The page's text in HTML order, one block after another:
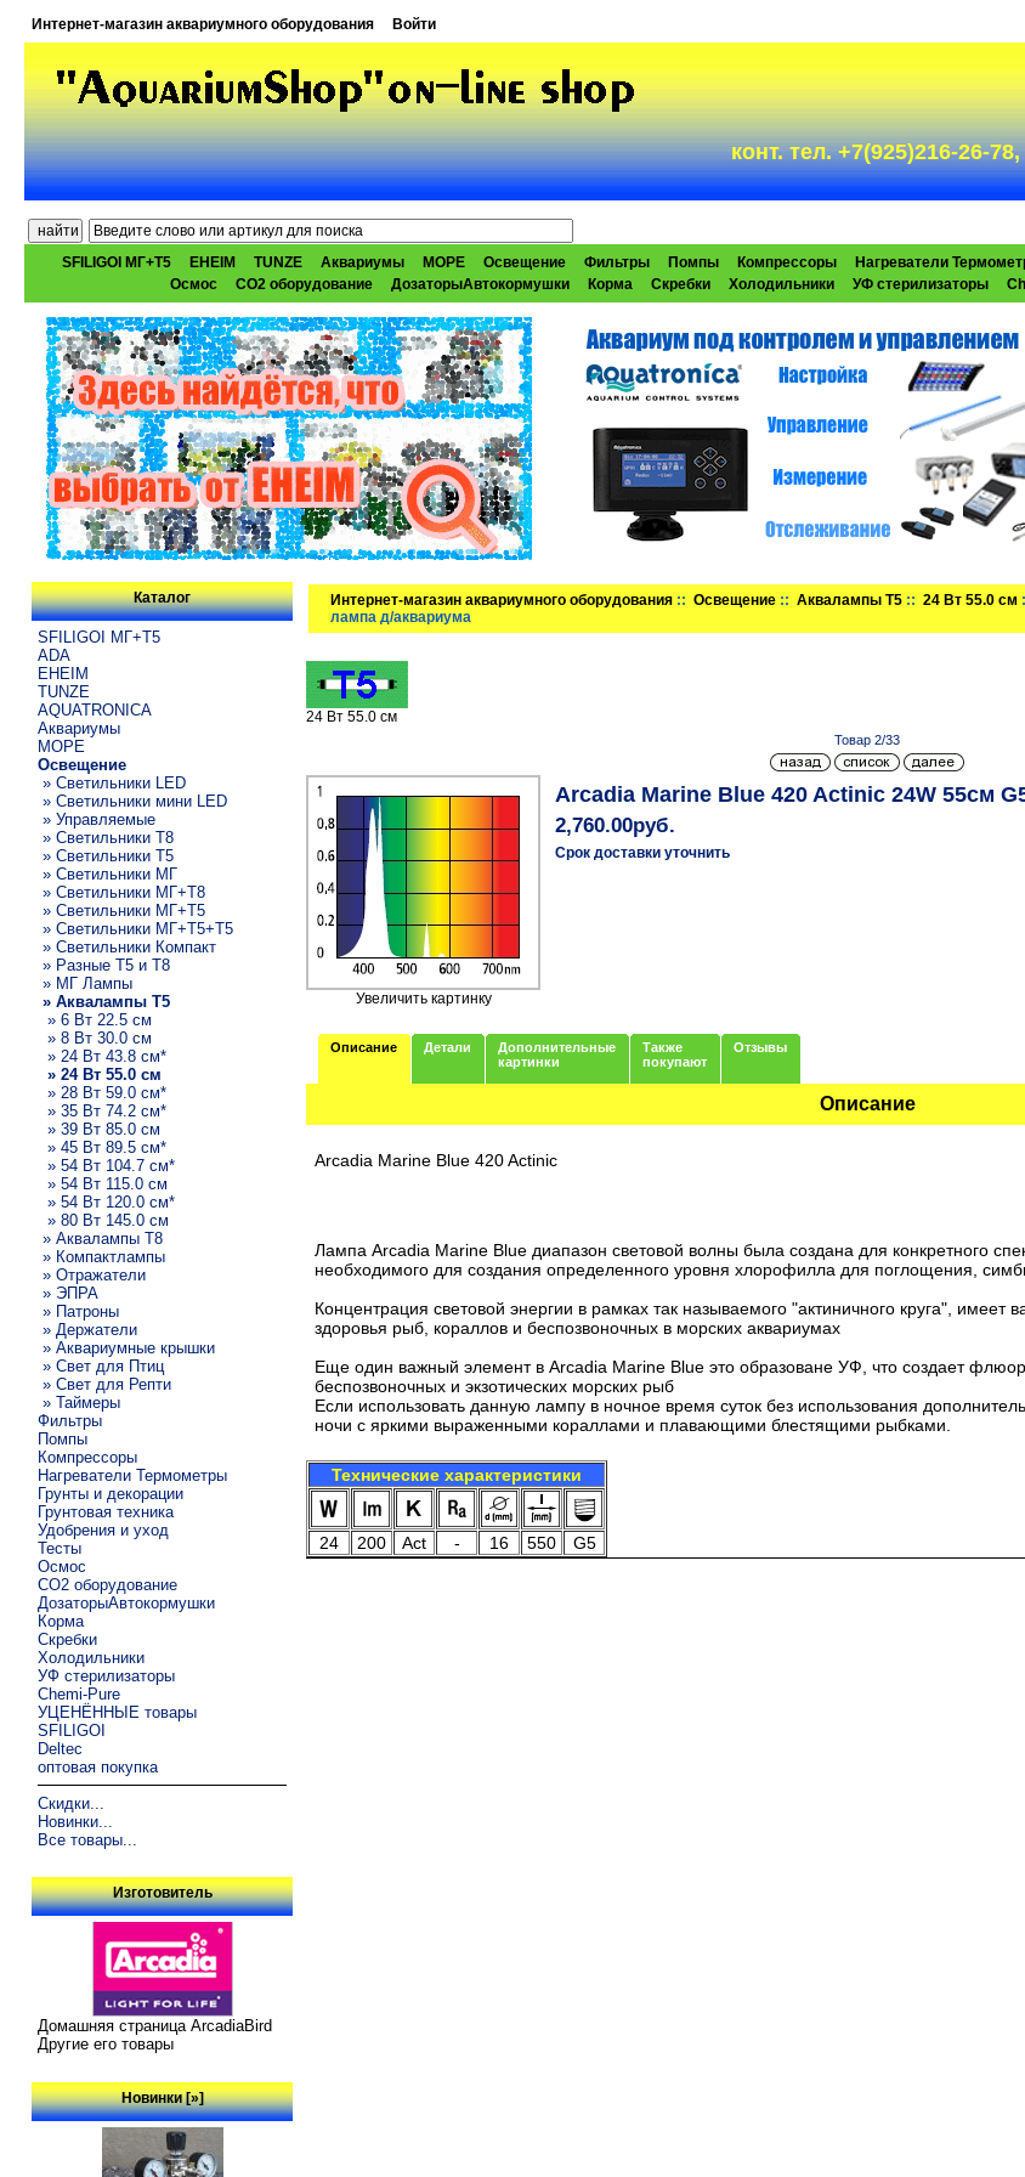
Интернет-магазин аквариумного оборудования Войти
конт. тел. +7(925)216-26-
SFILIGOI МГ+Т5 EHEIM TUNZE Аквариумы МОРЕ Освещение Фильтры Помпы Компрессоры Нагреватели
Осмос
CO2 оборудование ДозаторыАвтокормушки Корма Скребки Холодильники УФ стерилизаторы
Каталог
SFILIGOI МГ+Т5
ADA
EHEIM
TUNZE
AQUATRONICA
Аквариумы
МОРЕ
Освещение
» Светильники LED
» Светильники мини LED
» Управляемые
» Светильники T8
» Светильники T5
» Светильники МГ
» Светильники МГ+T8
» Светильники МГ+T5
» Светильники МГ+T5+T5
» Светильники Компакт
» Разные T5 и T8
» МГ Лампы
» Аквалампы T5
» 6 Вт 22.5 см
» 8 Вт 30.0 см
» 24 Вт 43.8 см*
» 24 Вт 55.0 см
» 28 Вт 59.0 см*
» 35 Вт 74.2 см*
» 39 Вт 85.0 см
» 45 Вт 89.5 см*
» 54 Вт 104.7 см*
» 54 Вт 115.0 см
» 54 Вт 120.0 см*
» 80 Вт 145.0 см
» Аквалампы T8
» Компактлампы
» Отражатели
» ЭПРА
» Патроны
» Держатели
» Аквариумные крышки
» Свет для Птиц
» Свет для Репти
» Таймеры
Фильтры
Помпы
Компрессоры
Нагреватели Термометры
Грунты и декорации
Грунтовая техника
Удобрения и уход
Тесты
Осмос
CO2 оборудование
ДозаторыАвтокормушки
Корма
Скребки
Холодильники
УФ стерилизаторы
Chemi-Pure
УЦЕНЁННЫЕ товары
SFILIGOI
Deltec
оптовая покупка
Скидки...
Новинки...
Все товары...
Изготовитель
Домашняя страница ArcadiaBird
Другие его товары
Новинки [»]
Интернет-магазин аквариумного оборудования ::Освещение ::Аквалампы T5 ::24 Вт 55.0 см
лампа д/аквариума
24 Вт 55.0 см
Товар 2/33
Увеличить картинку
Arcadia Marine Blue 420 Actinic 24W 55см
2,760.00руб.
Срок доставки уточнить
Описание Детали
Дополнительные
картинки
Также
покупают
Отзывы
Описание
Arcadia Marine Blue 420 Actinic
Лампа Arcadia Marine Blue диапазон световой волны была создана для конкретного
необходимого для создания определенного уровня хлорофилла для поглощения,
Концентрация световой энергии в рамках так называемого "актиничного круга",
здоровья рыб, кораллов и беспозвоночных в морских аквариумах
Еще один важный элемент в Arcadia Marine Blue это образоване УФ, что создает
беспозвоночных и экзотических морских рыб
Если использовать данную лампу в ночное время суток без использования
ночи с яркими выраженными кораллами и плавающими блестящими рыбками.
Технические характеристики
24 200 Act - 16 550 G5